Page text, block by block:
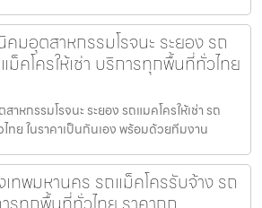
มอุตสาหกรรมโรจนะ ระยอง รถ
ม็คโครให้เช่า บริการทุกพื้นที่ทั่วไทย
หกรรมโรจนะ ระยอง รถแมคโครให้เช่า รถ
ทย ในราคาเป็นกันเอง พร้อมด้วยทีมงาน
เทพมหานคร รถแม็คโครรับจ้าง รถ